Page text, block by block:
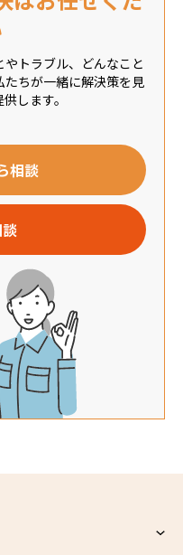
トラブル、どんなこと
ちが一緒に解決策を見
します。
相談